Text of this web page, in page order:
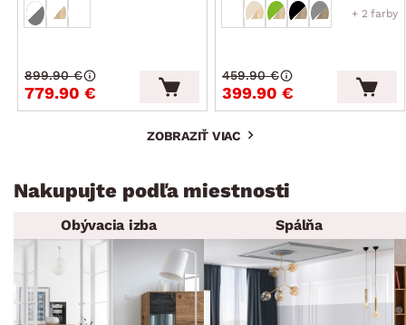
779.90 €
899.90 €
+ 2 farby
399.90 €
459.90 €
ZOBRAZIŤ VIAC
Nakupujte podľa miestnosti
Obývacia izba Spálňa